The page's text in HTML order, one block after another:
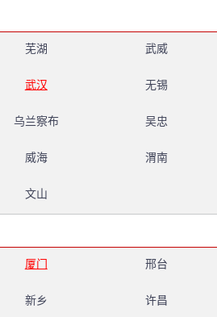
芜湖 武威
武汉 无锡
乌兰察布 吴忠
威海 渭南
文山
厦门 邢台
新乡 许昌